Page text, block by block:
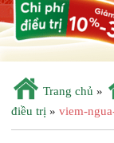
Trang chủ »
điều trị » viem-